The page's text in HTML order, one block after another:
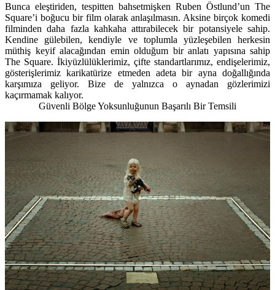
Bunca eleştiriden, tespitten bahsetmişken Ruben Östlund’un The
Square’i boğucu bir film olarak anlaşılmasın. Aksine birçok komedi
filminden daha fazla kahkaha attırabilecek bir potansiyele sahip.
Kendine gülebilen, kendiyle ve toplumla yüzleşebilen herkesin
müthiş keyif alacağından emin olduğum bir anlatı yapısına sahip
The Square. İkiyüzlülüklerimiz, çifte standartlarımız, endişelerimiz,
gösterişlerimiz karikatürize etmeden adeta bir ayna doğallığında
karşımıza geliyor. Bize de yalnızca o aynadan gözlerimizi
kaçırmamak kalıyor.
Güvenli Bölge Yoksunluğunun Başarılı Bir Temsili